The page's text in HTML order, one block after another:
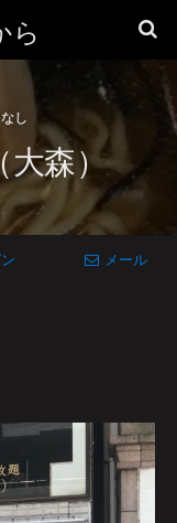
ら
し
大森）
メール